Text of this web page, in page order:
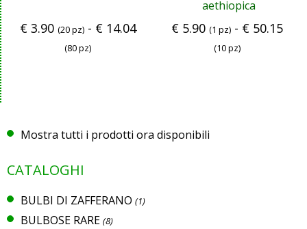
€3.90 (20 pz)- €14.04
(80 pz)
aethiopica
€5.90 (1 pz)- €50.15
(10 pz)
Mostra tutti i prodotti ora disponibili
CATALOGHI
BULBI DI ZAFFERANO (1)
BULBOSE RARE (8)